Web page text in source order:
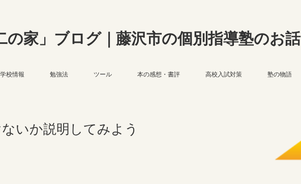
の家」ブログ｜藤沢市の個別指導塾のお話
学校情報 勉強法 ツール 本の感想・書評 高校入試対策 塾の物語
いか説明してみよう